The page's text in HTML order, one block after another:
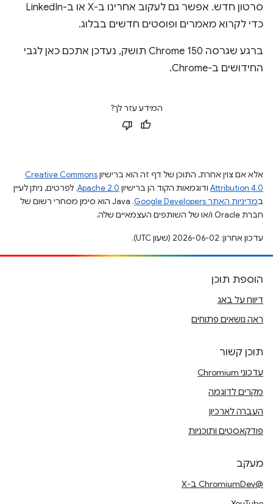
סרטון חדש. אפשר גם לעקוב אחרינו ב-X או ב-LinkedIn
כדי לקרוא מאמרים ופוסטים חדשים בבלוג.
ברגע שגרסה Chrome 150 תושק, נעדכן אתכם כאן לגבי
החידושים ב-Chrome.
המידע עזר לך?
אלא אם צוין אחרת, התוכן של דף זה הוא ברישיוןCreative Commons
Attribution 4.0 ודוגמאות הקוד הן ברישיון Apache 2.0. לפרטים, ניתן לעיין
במדיניות האתר Google Developers‏
.‏ Java הוא סימן מסחרי רשום של
חברת Oracle ו/או של השותפים העצמאיים שלה.
עדכון אחרון: 2026-06-02 (שעון UTC).
הוספת תוכן
דיווח על באג
ראה נושאים פתוחים
תוכן קשור
עדכוני Chromium
מקרים לדוגמה
העברה לארכיון
פודקאסטים ותוכניות
מעקב
@ChromiumDev ב-X